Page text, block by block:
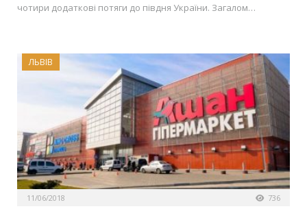
чотири додаткові потяги до півдня України. Загалом…
ЛЬВІВ
11/06/2018 736